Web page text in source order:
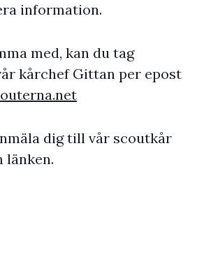
information.
med, kan du tag
kårchef Gittan per epost
dig till vår scoutkår
länken.